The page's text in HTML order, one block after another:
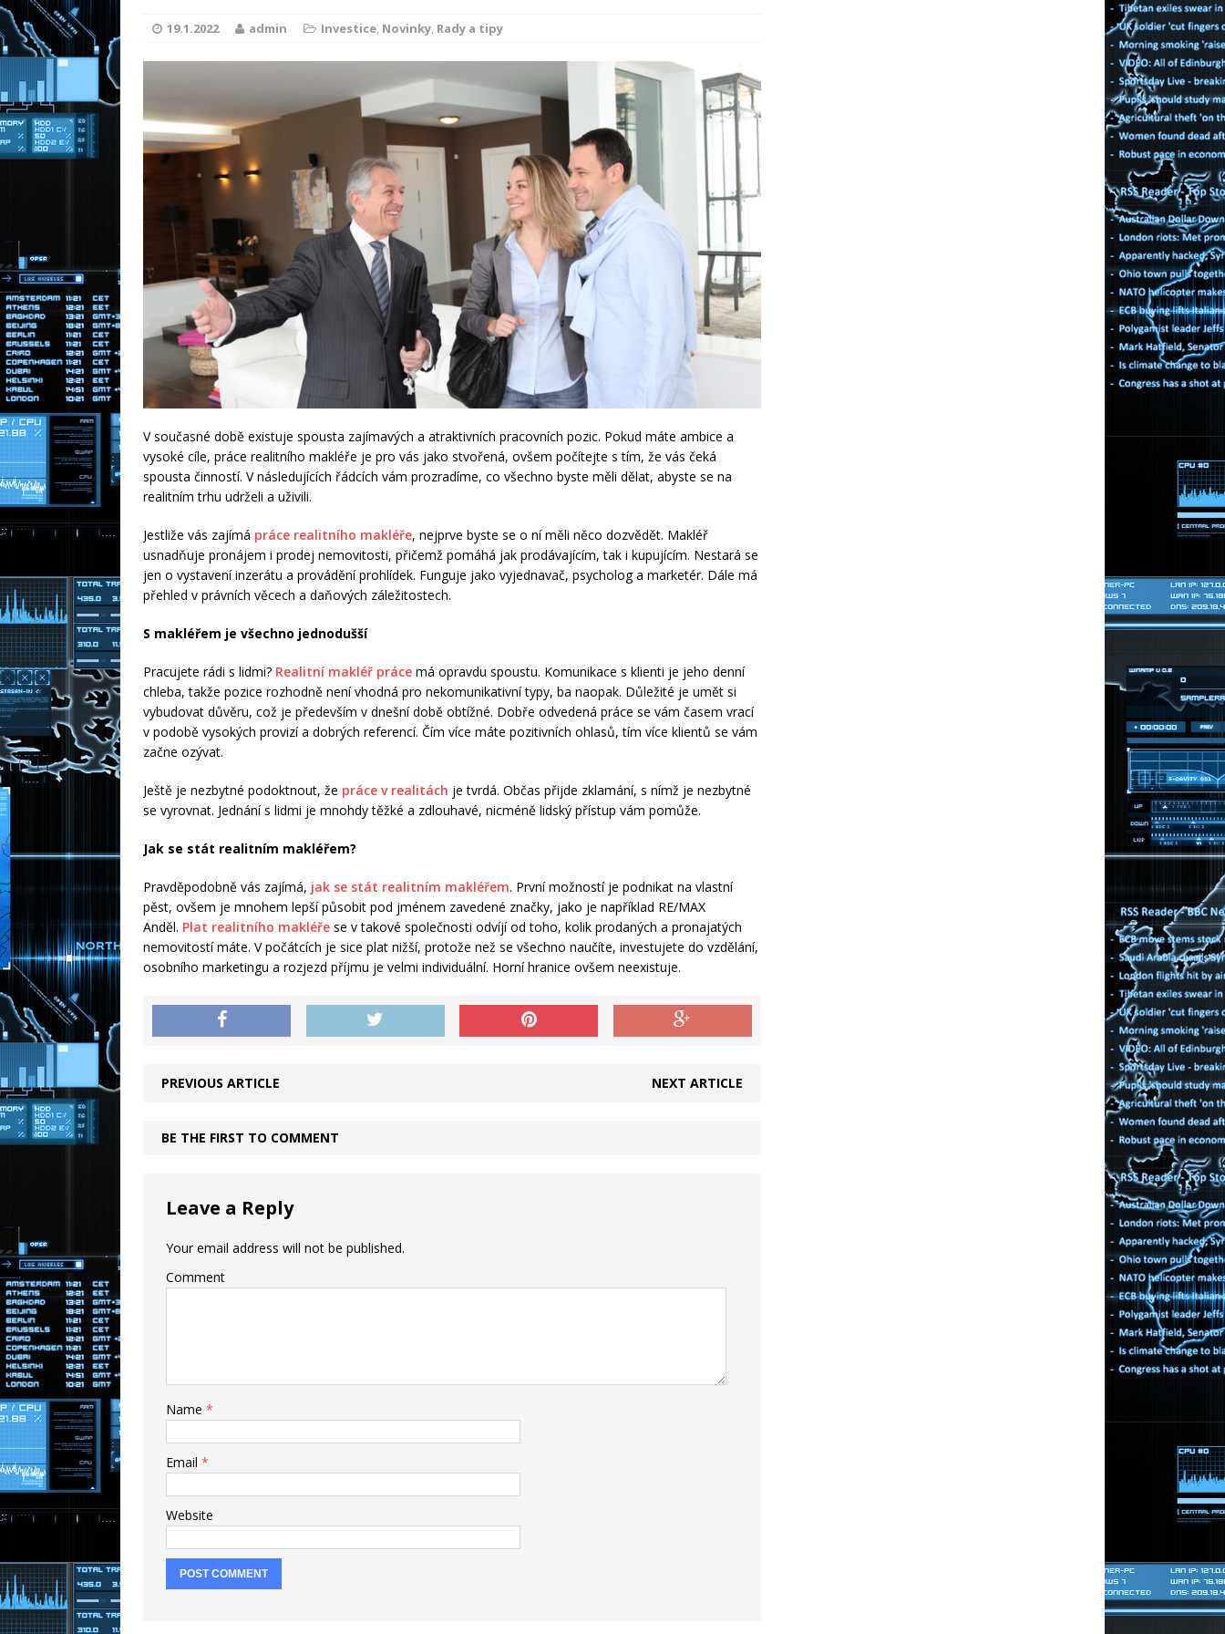
[ 31.12.2025 ] Moderní přístup k bezpečnému a efektivnímu ukládání
energie RADY A TIPY
Zděděná nemovitost: Prodej bez stresu a rodinných sporů
19.1.2022 admin Investice, Novinky, Rady a tipy
V současné době existuje spousta zajímavých a atraktivních pracovních pozic. Pokud máte ambice a
vysoké cíle, práce realitního makléře je pro vás jako stvořená, ovšem počítejte s tím, že vás čeká
spousta činností. V následujících řádcích vám prozradíme, co všechno byste měli dělat, abyste se na
realitním trhu udrželi a uživili.
Jestliže vás zajímá práce realitního makléře, nejprve byste se o ní měli něco dozvědět. Makléř
usnadňuje pronájem i prodej nemovitosti, přičemž pomáhá jak prodávajícím, tak i kupujícím. Nestará se
jen o vystavení inzerátu a provádění prohlídek. Funguje jako vyjednavač, psycholog a marketér. Dále má
přehled v právních věcech a daňových záležitostech.
S makléřem je všechno jednodušší
Pracujete rádi s lidmi? Realitní makléř práce má opravdu spoustu. Komunikace s klienti je jeho denní
chleba, takže pozice rozhodně není vhodná pro nekomunikativní typy, ba naopak. Důležité je umět si
vybudovat důvěru, což je především v dnešní době obtížné. Dobře odvedená práce se vám časem vrací
v podobě vysokých provizí a dobrých referencí. Čím více máte pozitivních ohlasů, tím více klientů se vám
začne ozývat.
Ještě je nezbytné podoktnout, že práce v realitách je tvrdá. Občas přijde zklamání, s nímž je nezbytné
se vyrovnat. Jednání s lidmi je mnohdy těžké a zdlouhavé, nicméně lidský přístup vám pomůže.
Jak se stát realitním makléřem?
Pravděpodobně vás zajímá, jak se stát realitním makléřem. První možností je podnikat na vlastní
pěst, ovšem je mnohem lepší působit pod jménem zavedené značky, jako je například RE/MAX
Anděl. Plat realitního makléře se v takové společnosti odvíjí od toho, kolik prodaných a pronajatých
nemovitostí máte. V počátcích je sice plat nižší, protože než se všechno naučíte, investujete do vzdělání,
osobního marketingu a rozjezd příjmu je velmi individuální. Horní hranice ovšem neexistuje.
PREVIOUS ARTICLE NEXT ARTICLE
BE THE FIRST TO COMMENT
Leave a Reply
Your email address will not be published.
Comment
Name *
Email *
Website